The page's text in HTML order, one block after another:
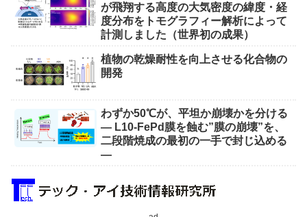
が飛翔する高度の大気密度の緯度・経
度分布をトモグラフィー解析によって
計測しました（世界初の成果）
植物の乾燥耐性を向上させる化合物の
開発
わずか50℃が、平坦か崩壊かを分ける
― L10-FePd膜を蝕む”膜の崩壊”を、
二段階焼成の最初の一手で封じ込める
―